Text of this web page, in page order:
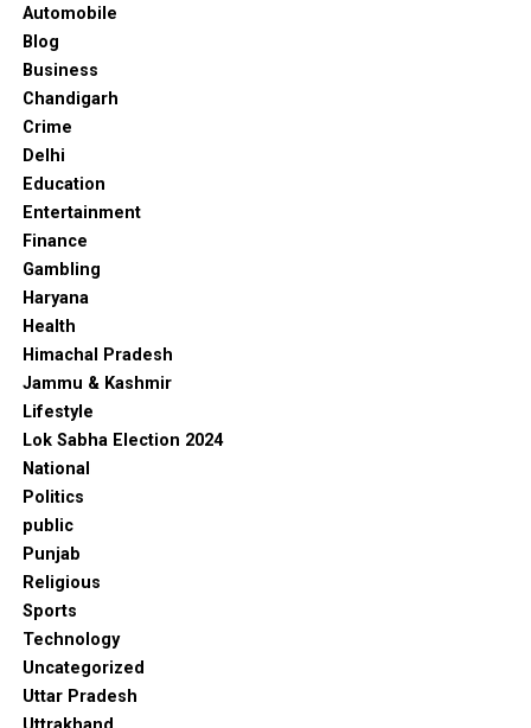
Automobile
Blog
Business
Chandigarh
Crime
Delhi
Education
Entertainment
Finance
Gambling
Haryana
Health
Himachal Pradesh
Jammu & Kashmir
Lifestyle
Lok Sabha Election 2024
National
Politics
public
Punjab
Religious
Sports
Technology
Uncategorized
Uttar Pradesh